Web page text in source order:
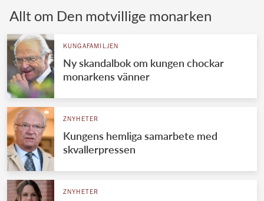
UTLÄNDSKT
VÄRLDENS KUNGAHUS
Svenska kungahuset
Brittiska kungahuset
Danska kungahuset
REDAKTION
Allt om Den motvillige monarken
KUNGAFAMILJEN
Ny skandalbok om kungen chockar
monarkens vänner
ZNYHETER
Kungens hemliga samarbete med
skvallerpressen
ZNYHETER